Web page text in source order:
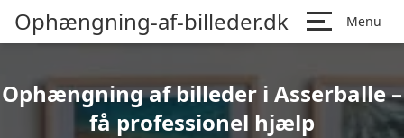
Ophængning-af-billeder.dk Menu
Ophængning af billeder i Asserballe –
få professionel hjælp